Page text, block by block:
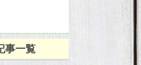
事一覧